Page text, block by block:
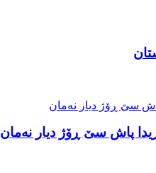
پاش سێ ڕۆژ دیار نەمان